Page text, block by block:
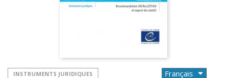
INSTRUMENTS JURIDIQUES